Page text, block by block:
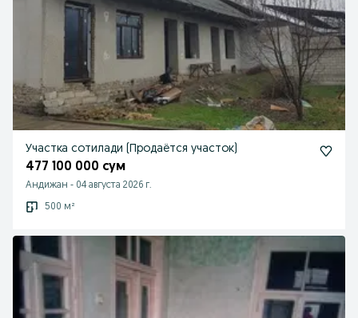
Участка сотилади (Продаётся участок)
477 100 000 сум
Андижан - 04 августа 2026 г.
500 м²